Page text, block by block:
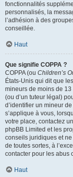
fonctionnalités
personnalisés, la
l’adhésion à des
conseillée.
Haut
Que signifie COPPA ?
COPPA (ou Children’s
États-Unis qui dit que
mineurs de moins de
(ou d’un tuteur légal)
d’identifier un mineur
s’applique à vous,
votre place, contactez
phpBB Limited et les
conseils juridiques et
de toutes sortes, à
contacter pour les abus
Haut